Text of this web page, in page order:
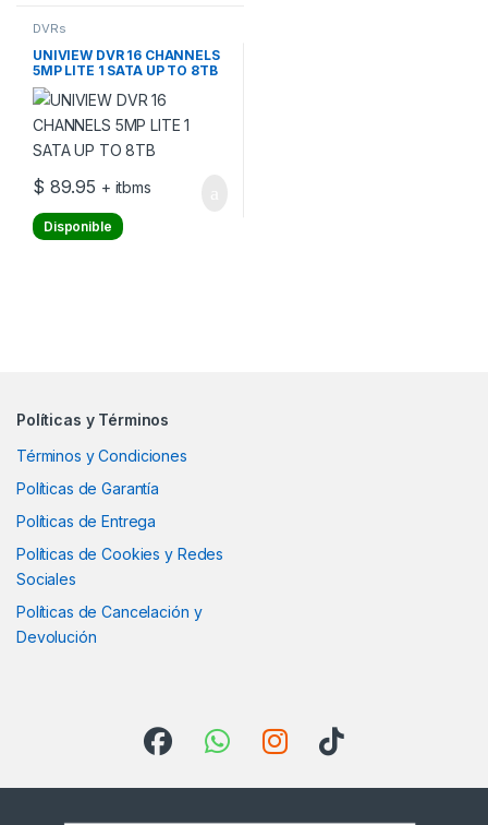
DVRs
UNIVIEW DVR 16 CHANNELS
5MP LITE 1 SATA UP TO 8TB
$ 89.95 + itbms
Disponible
Políticas y Términos
Términos y Condiciones
Políticas de Garantía
Políticas de Entrega
Políticas de Cookies y Redes
Sociales
Políticas de Cancelación y
Devolución